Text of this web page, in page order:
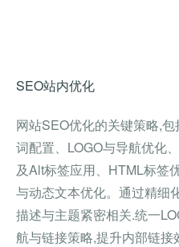
SEO站内优化
网站SEO优化的关键策略,
词配置、LOGO与导航优化
及Alt标签应用、HTML标签
与动态文本优化。通过精细
描述与主题紧密相关.统一
航与链接策略,提升内部链